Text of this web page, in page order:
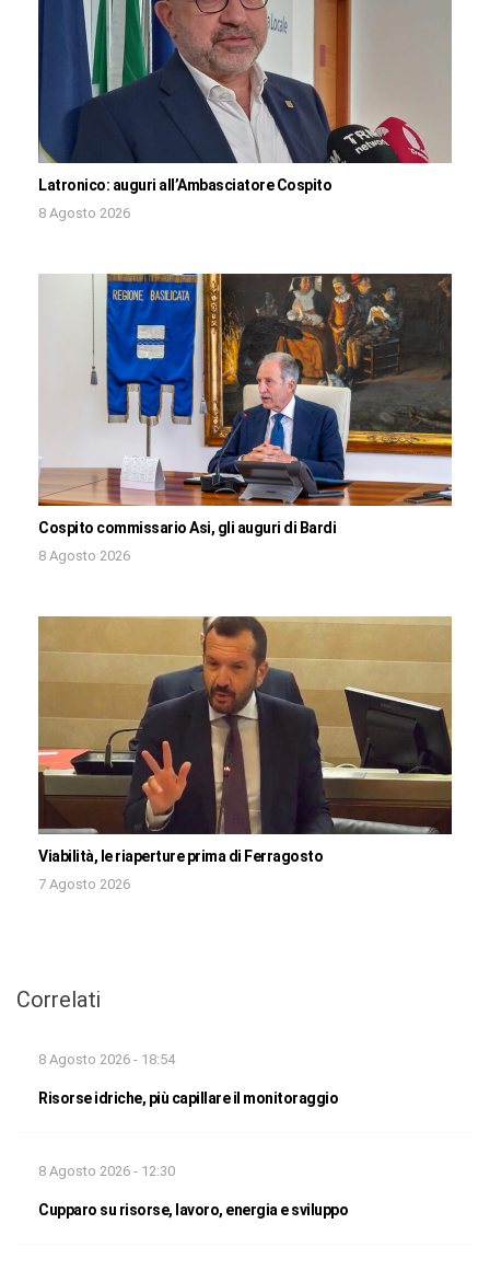
Latronico: auguri all’Ambasciatore Cospito
8 Agosto 2026
Cospito commissario Asi, gli auguri di Bardi
8 Agosto 2026
Viabilità, le riaperture prima di Ferragosto
7 Agosto 2026
Correlati
8 Agosto 2026 - 18:54
Risorse idriche, più capillare il monitoraggio
8 Agosto 2026 - 12:30
Cupparo su risorse, lavoro, energia e sviluppo